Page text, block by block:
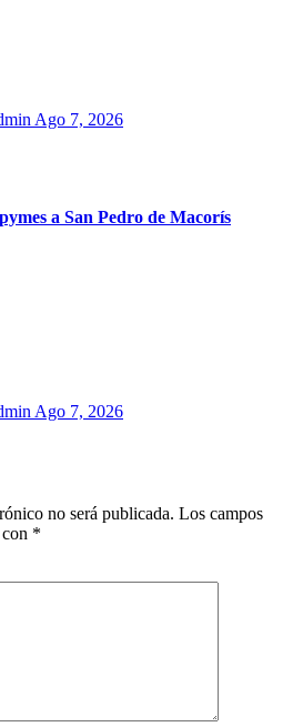
Ago 7, 2026
a San Pedro de Macorís
Ago 7, 2026
no será publicada. Los campos
*